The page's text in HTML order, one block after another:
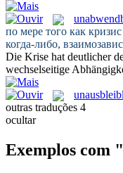
по мере того как
когда-либо,
Die Krise hat deutlicher
wechselseitige
outras traduções 4
ocultar
Exemplos com